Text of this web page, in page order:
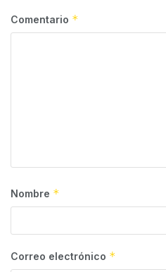
Comentario *
Nombre *
Correo electrónico *